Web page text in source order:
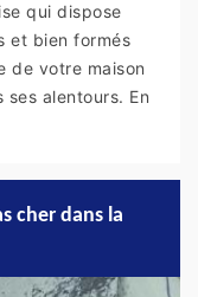
qui dispose
et bien formés
de votre maison
ses alentours. En
cher dans la